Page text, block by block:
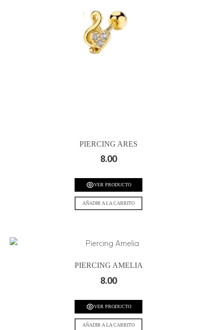
PIERCING ARES
8.00
VER PRODUCTO
AÑADIR A LA CARRITO
PIERCING AMELIA
8.00
VER PRODUCTO
AÑADIR A LA CARRITO